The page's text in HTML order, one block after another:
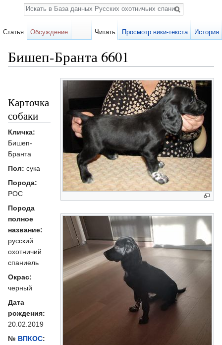
Бишеп-Бранта 6601
Карточка
собаки
Кличка:
Бишеп-
Бранта
Пол: сука
Порода:
РОС
Порода
полное
название:
русский
охотничий
спаниель
Окрас:
черный
Дата
рождения:
20.02.2019
№ ВПКОС:
Статья Обсуждение Читать Просмотр вики-текста История
Поиск